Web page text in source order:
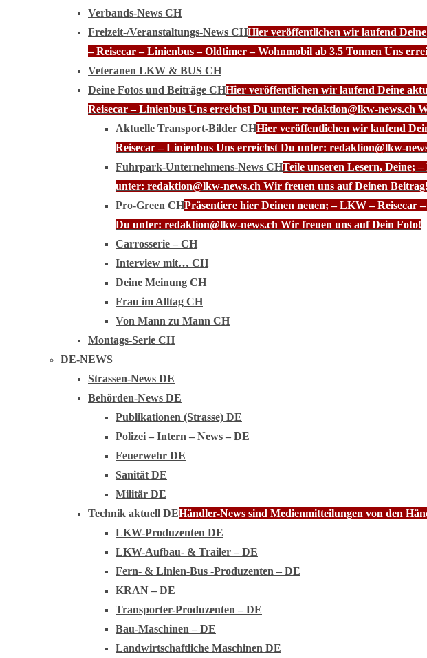
Verbands-News CH
Freizeit-/Veranstaltungs-News CHHier veröffentlichen wir laufend
– Reisecar – Linienbus – Oldtimer – Wohnmobil ab 3.5 Tonnen Uns
Veteranen LKW & BUS CH
Deine Fotos und Beiträge CHHier veröffentlichen wir laufend Deine
Reisecar – Linienbus Uns erreichst Du unter: redaktion@lkw-news.ch
Aktuelle Transport-Bilder CHHier veröffentlichen wir laufend
Reisecar – Linienbus Uns erreichst Du unter: redaktion@lkw-
Fuhrpark-Unternehmens-News CHTeile unseren Lesern, Deine;
unter: redaktion@lkw-news.ch Wir freuen uns auf Deinen Beitrag!
Pro-Green CHPräsentiere hier Deinen neuen; – LKW – Reisecar
Du unter: redaktion@lkw-news.ch Wir freuen uns auf Dein Foto!
Carrosserie – CH
Interview mit… CH
Deine Meinung CH
Frau im Alltag CH
Von Mann zu Mann CH
Montags-Serie CH
DE-NEWS
Strassen-News DE
Behörden-News DE
Publikationen (Strasse) DE
Polizei – Intern – News – DE
Feuerwehr DE
Sanität DE
Militär DE
Technik aktuell DEHändler-News sind Medienmitteilungen von den
LKW-Produzenten DE
LKW-Aufbau- & Trailer – DE
Fern- & Linien-Bus -Produzenten – DE
KRAN – DE
Transporter-Produzenten – DE
Bau-Maschinen – DE
Landwirtschaftliche Maschinen DE